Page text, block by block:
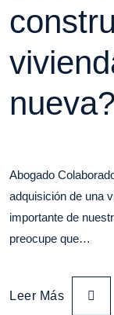
nueva?
Abogado
adquisición de una
importante de
preocupe que…
Leer Más